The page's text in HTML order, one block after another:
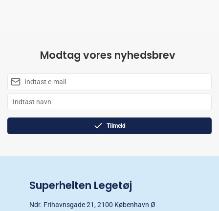
Modtag vores nyhedsbrev
Tilmeld
Superhelten Legetøj
Ndr. Frihavnsgade 21, 2100 København Ø